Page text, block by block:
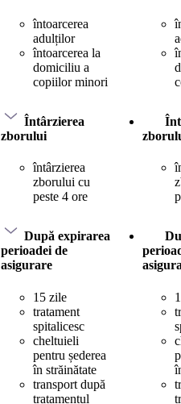
întoarcerea
adulților
întoarcerea la
domiciliu a
copiilor minori
Întârzierea
zborului
întârzierea
zborului cu
peste 4 ore
După expirarea
perioadei de
asigurare
15 zile
tratament
spitalicesc
cheltuieli
pentru șederea
în străinătate
transport după
tratamentul